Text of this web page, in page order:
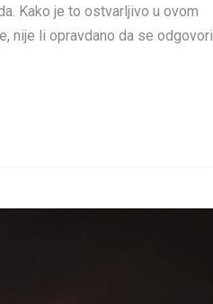
Kako je to ostvarljivo u ovom
nije li opravdano da se odgovori